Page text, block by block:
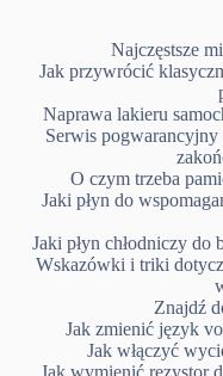
Najczęstsze
Jak przywrócić
Naprawa lakieru
Serwis pogwarancyjny
O czym trzeba
Jaki płyn do
Jaki płyn chłodniczy
Wskazówki i triki
Znajdź
Jak zmienić język
Jak włączyć